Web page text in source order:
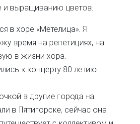
и выращиванию цветов.
в хоре «Метелица». Я
время на репетициях, на
в жизни хора.
к концерту 80 летию
в другие города на
в Пятигорске, сейчас она